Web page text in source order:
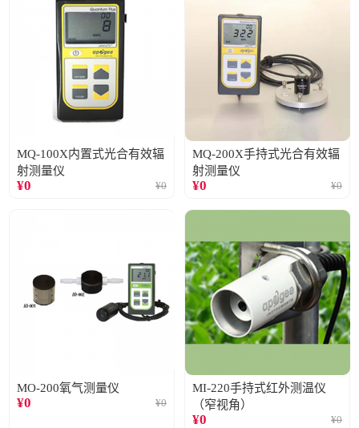
MQ-100X内置式光合有效辐
射测量仪
¥0 ¥0
MQ-200X手持式光合有效辐
射测量仪
¥0 ¥0
MO-200氧气测量仪
¥0 ¥0
MI-220手持式红外测温仪
（窄视角）
¥0 ¥0